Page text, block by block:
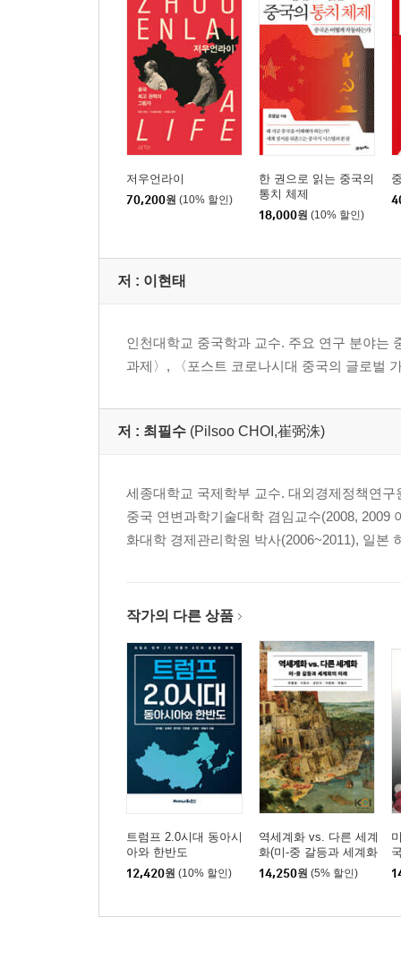
Ⅰ. 공산당 20차 당대회를 보는 사회의 시선: 복잡
Ⅱ. 공산당 20차 당대회의 ‘사회 안정’ 강조: 정세
Ⅲ. 중국식 ‘사회 안정’의 주요 메커니즘: 공산당 영
Ⅳ. 중국의 ‘사회 안정’에 대한 새로운 도전: 제로
Ⅴ. 결론: 시진핑 집권 3기, 중국 사회의 안정은?
제5장 미국의 견제 속 ‘중국 특색 강대국 외교’의
I. ‘중국 특색 강대국 외교’, 외부의 견제에 직면하다
II. 위기의 시기 ‘중국 특색’ 레토릭의 강화
Ⅴ. 결론
제6장 ‘중국의 꿈’ 실현을 위해 중국군 현대화를
II. 중국 안보 및 군사 동향: 위험과 기회의 병존 속
III. 시진핑 집권 10년 안보·군사 분야 평가: 여러
제7장 제2의 사드 사태는 재연될까? _ 김애경
I. 서론
IV. 한반도에도 먹구름이 드리우다!
제8장 양안관계는 전쟁의 길로 갈 것인가? _ 장영희
I. 대만해협의 안보 위기, 어디서 시작되었는가?
II. 공산당 20차 당대회를 통해 드러난 시진핑 3기
III. 외부 사건들이 양안관계에 미치는 영향
IV. 결론: 미래 양안관계의 전망
저우언라이
70,200원 (10% 할인)
한 권으로 읽는 중국의
통치 체제
18,000원 (10% 할인)
저 : 이현태
인천대학교 중국학과 교수. 주요 연구 분야는
과제〉, 〈포스트 코로나시대 중국의 글로벌
저 : 최필수 (Pilsoo CHOI,崔弼洙)
세종대학교 국제학부 교수. 대외경제정책연
중국 연변과학기술대학 겸임교수(2008, 2009
화대학 경제관리학원 박사(2006~2011), 일본
작가의 다른 상품
트럼프 2.0시대 동아시
아와 한반도
12,420원 (10% 할인)
역세계화 vs. 다른 세계
화(미-중 갈등과 세계화
의 미래)
14,250원 (5% 할인)